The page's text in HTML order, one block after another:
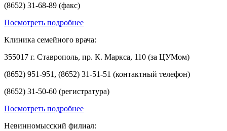
(8652) 31-68-89 (факс)
Посмотреть подробнее
Клиника семейного врача:
355017 г. Ставрополь, пр. К. Маркса, 110 (за ЦУМом)
(8652) 951-951, (8652) 31-51-51 (контактный телефон)
(8652) 31-50-60 (регистратура)
Посмотреть подробнее
Невинномысский филиал: